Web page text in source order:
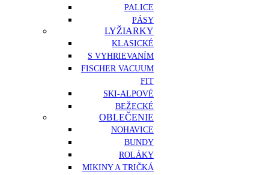
PALICE
PÁSY
LYŽIARKY
KLASICKÉ
S VYHRIEVANÍM
FISCHER VACUUM
FIT
SKI-ALPOVÉ
BEŽECKÉ
OBLEČENIE
NOHAVICE
BUNDY
ROLÁKY
MIKINY A TRIČKÁ